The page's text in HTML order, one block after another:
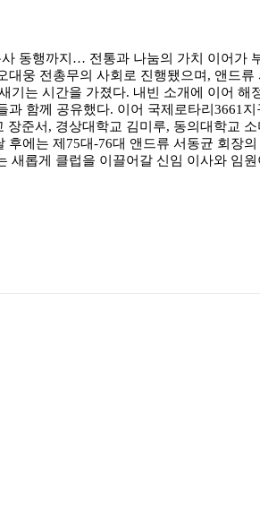
동행까지… 전통과 나눔의 가치 이어가
웅 전총무의 사회로 진행됐으며, 앤드
는 시간을 가졌다. 내빈 소개에 이어
함께 공유했다. 이어 국제로타리3661
준서, 경상대학교 김미루, 동의대학교
에는 제75대-76대 앤드류 서동균 회장
롭게 클럽을 이끌어갈 신임 이사와 임